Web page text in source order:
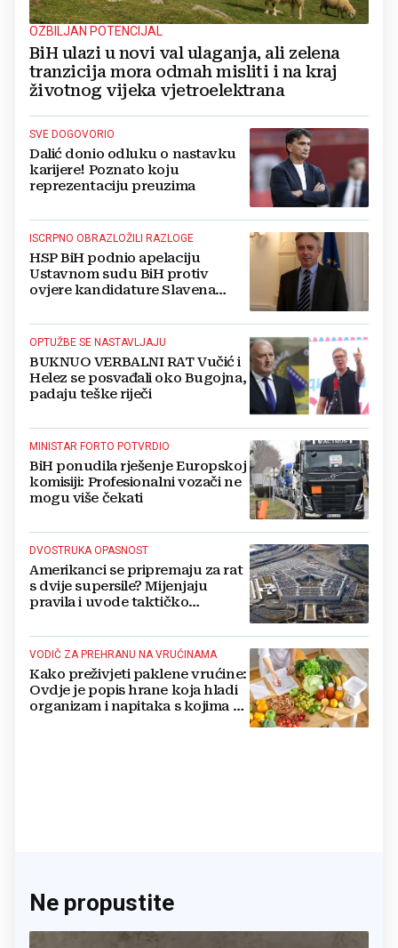
OZBILJAN POTENCIJAL
BiH ulazi u novi val ulaganja, ali zelena
tranzicija mora odmah misliti i na kraj
životnog vijeka vjetroelektrana
SVE DOGOVORIO
Dalić donio odluku o nastavku
karijere! Poznato koju
reprezentaciju preuzima
ISCRPNO OBRAZLOŽILI RAZLOGE
HSP BiH podnio apelaciju
Ustavnom sudu BiH protiv
ovjere kandidature Slavena
OPTUŽBE SE NASTAVLJAJU
BUKNUO VERBALNI RAT Vučić i
Helez se posvađali oko Bugojna,
padaju teške riječi
MINISTAR FORTO POTVRDIO
BiH ponudila rješenje Europskoj
komisiji: Profesionalni vozači ne
mogu više čekati
DVOSTRUKA OPASNOST
Amerikanci se pripremaju za rat
s dvije supersile? Mijenjaju
pravila i uvode taktičko
VODIČ ZA PREHRANU NA VRUĆINAMA
Kako preživjeti paklene vrućine:
Ovdje je popis hrane koja hladi
organizam i napitaka s kojima si
Ne propustite